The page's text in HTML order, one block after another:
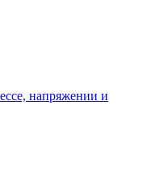
напряжении и